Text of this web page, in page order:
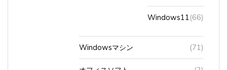
Windows11(66)
Windowsマシン (71)
オフィスソフト (2)